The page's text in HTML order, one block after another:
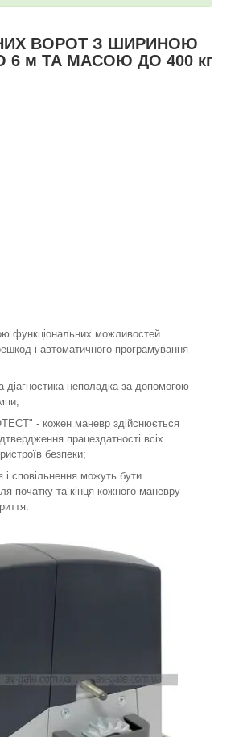
функціональних можливостей
і автоматичного програмування
діагностика неполадка за допомогою
- кожен маневр здійснюється
працездатності всіх
безпеки;
і сповільнення можуть бути
початку та кінця кожного маневру
ВОРОТ З ШИРИНОЮ
6 м ТА МАСОЮ ДО 400 кг